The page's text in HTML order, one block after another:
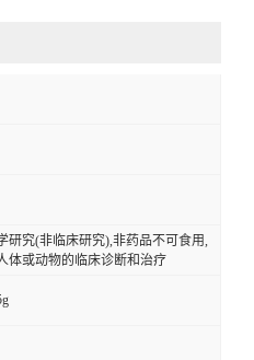
研究(非临床研究),非药品不可食用,
体或动物的临床诊断和治疗